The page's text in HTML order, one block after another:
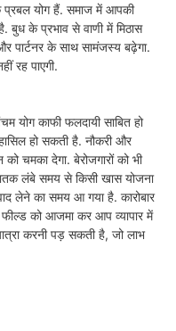
प्रबल योग हैं. समाज में आपकी
बुध के प्रभाव से वाणी में मिठास
पार्टनर के साथ सामंजस्य बढ़ेगा.
रह पाएगी.
योग काफी फलदायी साबित हो
हो सकती है. नौकरी और
चमका देगा. बेरोजगारों को भी
लंबे समय से किसी खास योजना
लेने का समय आ गया है. कारोबार
फील्ड को आजमा कर आप व्यापार में
करनी पड़ सकती है, जो लाभ